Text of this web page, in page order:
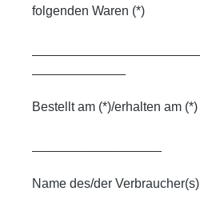
folgenden Waren (*)
Bestellt am (*)/erhalten am (*)
Name des/der Verbraucher(s)